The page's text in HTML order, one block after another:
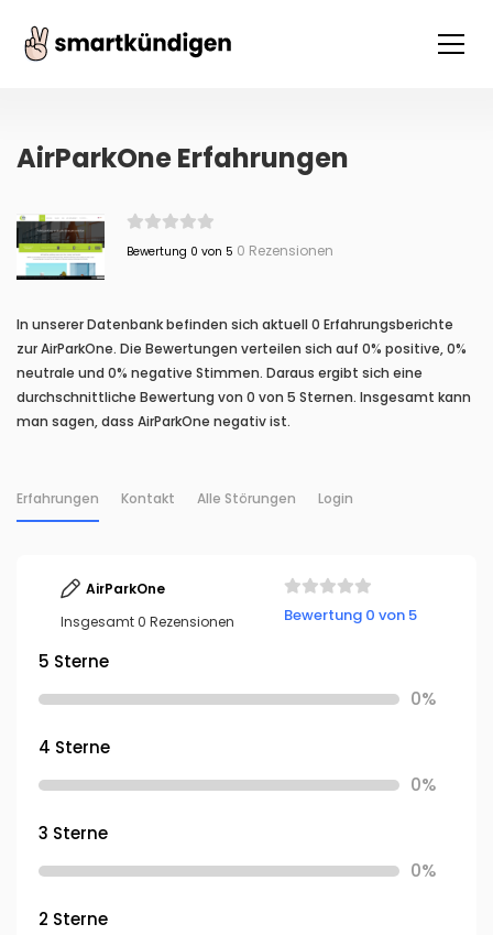
AirParkOne Erfahrungen
Bewertung 0 von 5 0 Rezensionen
In unserer Datenbank befinden sich aktuell 0 Erfahrungsberichte
zur AirParkOne. Die Bewertungen verteilen sich auf 0% positive, 0%
neutrale und 0% negative Stimmen. Daraus ergibt sich eine
durchschnittliche Bewertung von 0 von 5 Sternen. Insgesamt kann
man sagen, dass AirParkOne negativ ist.
Erfahrungen Kontakt Alle Störungen Login
AirParkOne
Insgesamt 0 Rezensionen
Bewertung 0 von 5
5 Sterne
0%
4 Sterne
0%
3 Sterne
0%
2 Sterne